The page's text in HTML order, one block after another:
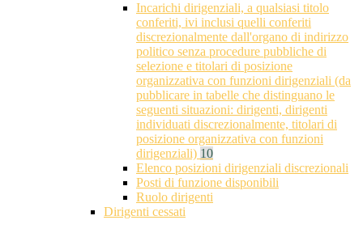
Incarichi dirigenziali, a qualsiasi titolo
conferiti, ivi inclusi quelli conferiti
discrezionalmente dall'organo di indirizzo
politico senza procedure pubbliche di
selezione e titolari di posizione
organizzativa con funzioni dirigenziali (da
pubblicare in tabelle che distinguano le
seguenti situazioni: dirigenti, dirigenti
individuati discrezionalmente, titolari di
posizione organizzativa con funzioni
dirigenziali) 10
Elenco posizioni dirigenziali discrezionali
Posti di funzione disponibili
Ruolo dirigenti
Dirigenti cessati